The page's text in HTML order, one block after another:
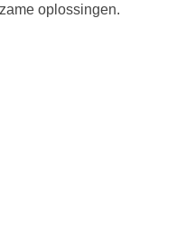
oplossingen.